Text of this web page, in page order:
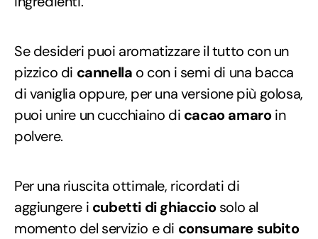
Se desideri puoi aromatizzare il tutto con un
pizzico di cannella o con i semi di una bacca
di vaniglia oppure, per una versione più golosa,
puoi unire un cucchiaino di cacao amaroin
polvere.
Per una riuscita ottimale, ricordati di
aggiungere i cubetti di ghiacciosolo al
momento del servizio e di consumare subito